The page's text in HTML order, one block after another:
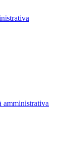
amministrativa